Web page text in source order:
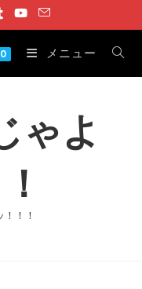
0 メニュー
ゃよ
！！